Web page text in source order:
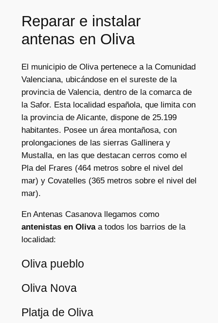
Reparar e instalar
antenas en Oliva
El municipio de Oliva pertenece a la Comunidad
Valenciana, ubicándose en el sureste de la
provincia de Valencia, dentro de la comarca de
la Safor. Esta localidad española, que limita con
la provincia de Alicante, dispone de 25.199
habitantes. Posee un área montañosa, con
prolongaciones de las sierras Gallinera y
Mustalla, en las que destacan cerros como el
Pla del Frares (464 metros sobre el nivel del
mar) y Covatelles (365 metros sobre el nivel del
mar).
En Antenas Casanova llegamos como
antenistas en Olivaa todos los barrios de la
localidad:
Oliva pueblo
Oliva Nova
Platja de Oliva